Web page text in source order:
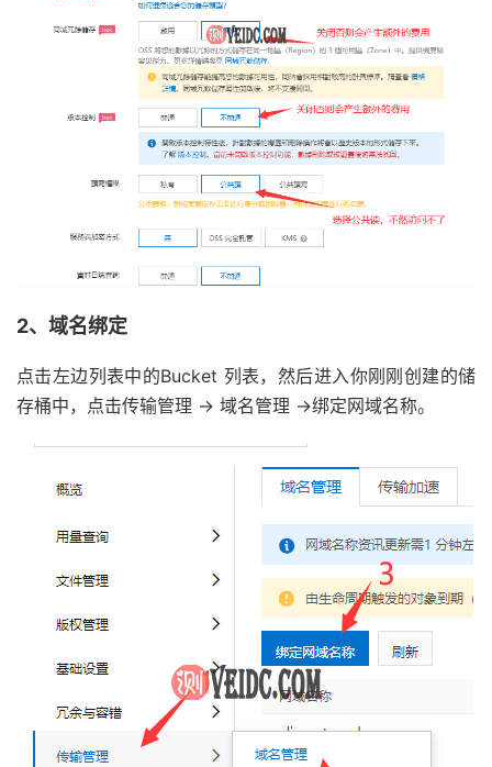
2、域名绑定
点击左边列表中的Bucket 列表，然后进入你刚刚创建的储
存桶中，点击传输管理 → 域名管理 →绑定网域名称。